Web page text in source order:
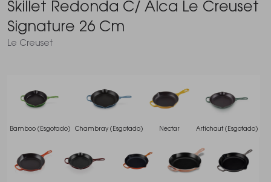
Skillet Redonda C/ Alca Le Creuset
Signature 26 Cm
Le Creuset
Bamboo (Esgotado) Chambray (Esgotado) Nectar Artichaut (Esgotado)